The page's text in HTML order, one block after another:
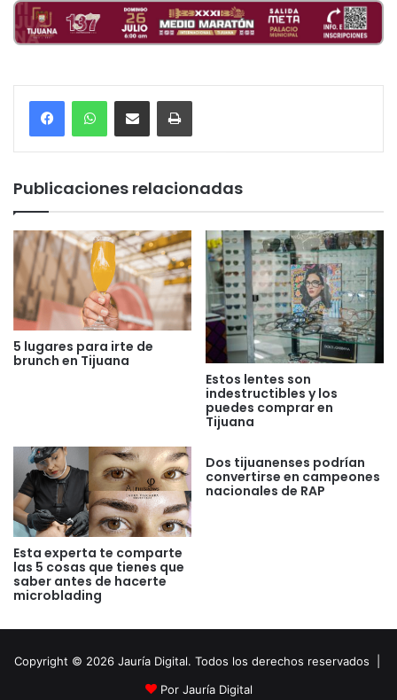
Compartir por correo electrónicoImprimir
Publicaciones relacionadas
5 lugares para irte de
brunch en Tijuana
Estos lentes son
indestructibles y los
puedes comprar en
Tijuana
Esta experta te comparte
las 5 cosas que tienes que
saber antes de hacerte
microblading
Dos tijuanenses podrían
convertirse en campeones
nacionales de RAP
Copyright © 2026 Jauría Digital. Todos los derechos reservados |
Por Jauría Digital